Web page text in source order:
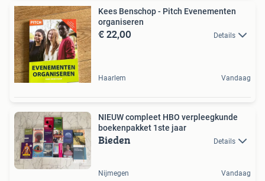
Kees Benschop - Pitch Evenementen
organiseren
€ 22,00 Details
Haarlem Vandaag
NIEUW compleet HBO verpleegkunde
boekenpakket 1ste jaar
Bieden Details
Nijmegen Vandaag